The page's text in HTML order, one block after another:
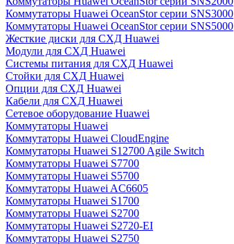
Коммутаторы Huawei OceanStor серии SNS3000
Коммутаторы Huawei OceanStor серии SNS5000
Жесткие диски для СХД Huawei
Модули для СХД Huawei
Системы питания для СХД Huawei
Стойки для СХД Huawei
Опции для СХД Huawei
Кабели для СХД Huawei
Сетевое оборудование Huawei
Коммутаторы Huawei
Коммутаторы Huawei CloudEngine
Коммутаторы Huawei S12700 Agile Switch
Коммутаторы Huawei S7700
Коммутаторы Huawei S5700
Коммутаторы Huawei AC6605
Коммутаторы Huawei S1700
Коммутаторы Huawei S2700
Коммутаторы Huawei S2720-EI
Коммутаторы Huawei S2750